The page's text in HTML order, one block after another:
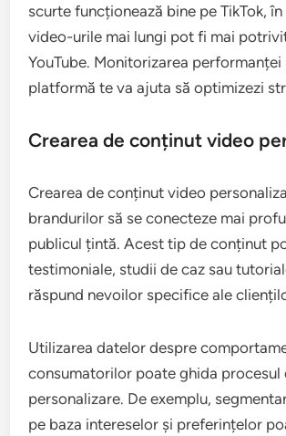
scurte funcționează bine pe TikTok,
video-urile mai lungi pot fi mai
YouTube. Monitorizarea
platformă te va ajuta să optimizezi
Crearea de conținut video
Crearea de conținut video
brandurilor să se conecteze mai
publicul țintă. Acest tip de conținut
testimoniale, studii de caz sau
răspund nevoilor specifice ale
Utilizarea datelor despre
consumatorilor poate ghida procesul
personalizare. De exemplu,
pe baza intereselor și preferințelor